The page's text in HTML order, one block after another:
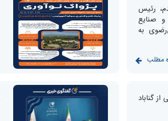
رئیس
و صنایع
به
مطلب
گناباد